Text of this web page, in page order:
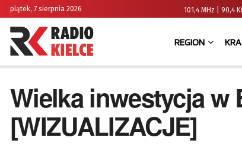
piątek, 7 sierpnia 2026 101,4 MHz | 90,4
REGION
Wielka inwestycja w
[WIZUALIZACJE]